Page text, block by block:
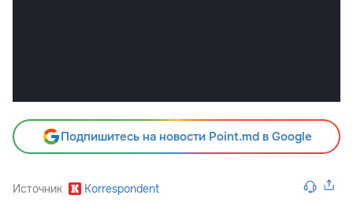
Подпишитесь на новости Point.md в Google
Источник Korrespondent